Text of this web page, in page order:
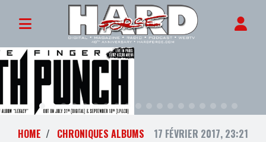
HOME CHRONIQUES ALBUMS 17 FÉVRIER 2017, 23:21